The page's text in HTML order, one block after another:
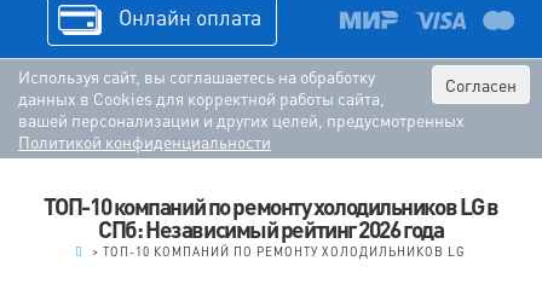
Онлайн оплата
Согласен
Используя сайт, вы соглашаетесь на обработку
данных в Cookies для корректной работы сайта,
вашей персонализации и других целей, предусмотренных
Политикой конфиденциальности
ТОП-10 компаний по ремонту холодильников LG в
СПб: Независимый рейтинг 2026 года
>ТОП-10 КОМПАНИЙ ПО РЕМОНТУ ХОЛОДИЛЬНИКОВ LG